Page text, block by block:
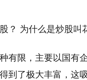
？ 为什么是炒股叫
有限，主要以国有
到了极大丰富，这